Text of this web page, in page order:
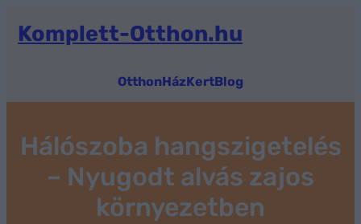
tartalomhoz
Komplett-Otthon.hu
OtthonHázKertBlog
Hálószoba hangszigetelés
– Nyugodt alvás zajos
környezetben